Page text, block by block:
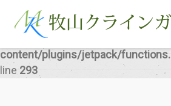
Warning: Illegal string offset 'src' in
/home/hasshin/bokk-en.com/
content/plugins/jetpack/
line293